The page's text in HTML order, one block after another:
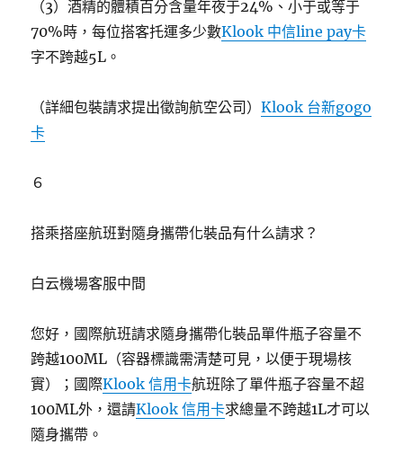
（3）酒精的體積百分含量年夜于24%、小于或等于
70%時，每位搭客托運多少數Klook 中信line pay卡
字不跨越5L。
（詳細包裝請求提出徵詢航空公司）Klook 台新gogo
卡
６
搭乘搭座航班對隨身攜帶化裝品有什么請求？
白云機場客服中間
您好，國際航班請求隨身攜帶化裝品單件瓶子容量不
跨越100ML（容器標識需清楚可見，以便于現場核
實）；國際Klook 信用卡航班除了單件瓶子容量不超
100ML外，還請Klook 信用卡求總量不跨越1L才可以
隨身攜帶。